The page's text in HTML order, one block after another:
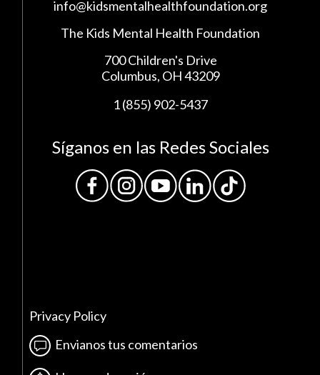
info@kidsmentalhealthfoundation.org
The Kids Mental Health Foundation
700 Children's Drive
Columbus, OH 43209
1 (855) 902-5437
Síganos en las Redes Sociales
Privacy Policy
Envianos tus comentarios